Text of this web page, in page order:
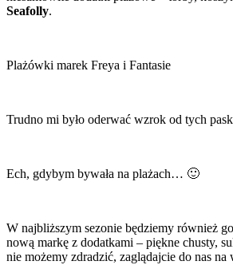
Seafolly.
Plażówki marek Freya i Fantasie
Trudno mi było oderwać wzrok od tych
Ech, gdybym bywała na plażach… 🙂
W najbliższym sezonie będziemy również
nową markę z dodatkami – piękne chusty,
nie możemy zdradzić, zaglądajcie do nas na